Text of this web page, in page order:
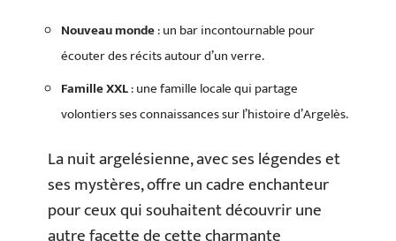
Nouveau monde: un bar incontournable pour
écouter des récits autour d’un verre.
Famille XXL: une famille locale qui partage
volontiers ses connaissances sur l’histoire d’Argelès.
La nuit argelésienne, avec ses légendes et
ses mystères, offre un cadre enchanteur
pour ceux qui souhaitent découvrir une